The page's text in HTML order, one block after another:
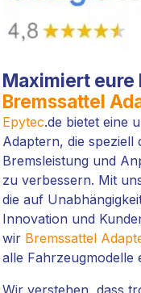
Maximiert eure
Bremssattel
Epytec.de bietet eine
Adaptern, die speziell
Bremsleistung und
zu verbessern. Mit
die auf
Innovation und
wir Bremssattel
alle Fahrzeugmodelle
Wir verstehen, dass